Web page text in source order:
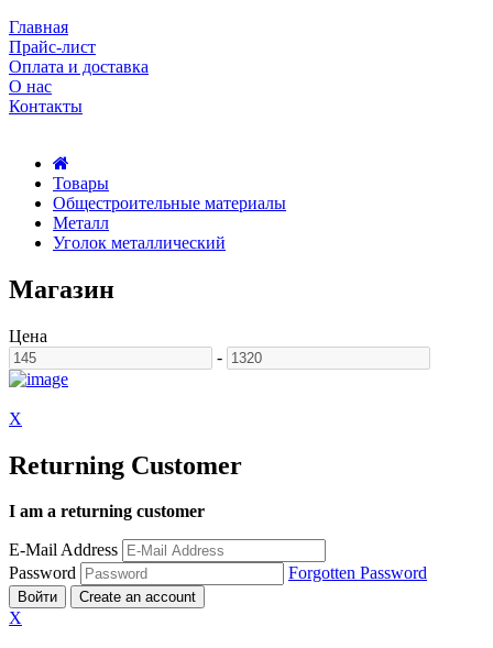
Главная
Прайс-лист
Оплата и доставка
О нас
Контакты
Товары
Общестроительные материалы
Металл
Уголок металлический
Магазин
Цена
-
X
Returning Customer
I am a returning customer
E-Mail Address
Password
Forgotten Password
Войти Create an account
X